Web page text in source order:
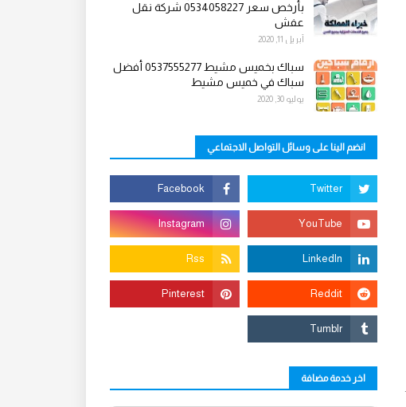
بأرخص سعر 0534058227 شركة نقل
عفش
أبريل 11, 2020
سباك بخميس مشيط 0537555277 أفضل
سباك في خميس مشيط
يوليو 30, 2020
انضم الينا على وسائل التواصل الاجتماعي
اخر خدمة مضافة